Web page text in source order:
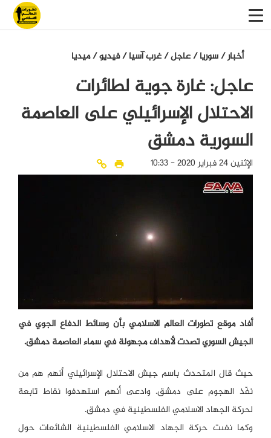
أخبار/سوريا/عاجل/غرب آسيا/فيديو/میدیا
عاجل: غارة جوية لطائرات
الاحتلال الإسرائيلي على العاصمة
السورية دمشق
الإثنين 24 فبراير 2020 - 10:33
أفاد موقع تطورات العالم الاسلامي بأن وسائط الدفاع الجوي في
الجيش السوري تصدت لأهداف مجهولة في سماء العاصمة دمشق.
حيث قال المتحدث باسم جيش الاحتلال الإسرائيلي أنهم هم من
نفّذ الهجوم على دمشق. وادعى أنهم استهدفوا نقاط تابعة
لحركة الجهاد الاسلامي الفلسطينية في دمشق.
وكما نفىت حركة الجهاد الاسلامي الفلسطينية الشائعات حول